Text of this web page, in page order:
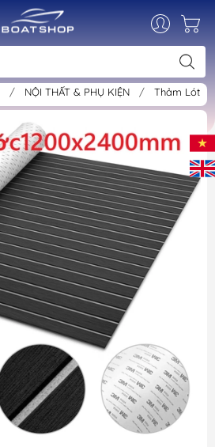
/ NỘI THẤT & PHỤ KIỆN / Thảm Lót